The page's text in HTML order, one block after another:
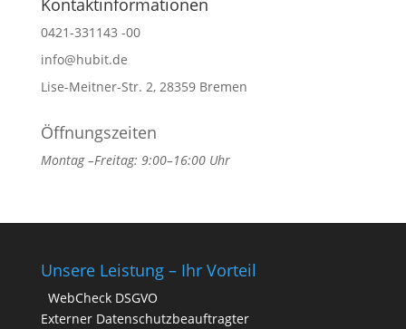
Kontaktinformationen
0421-331143 -00
info@hubit.de
Lise-Meitner-Str. 2, 28359 Bremen
Öffnungszeiten
Montag –Freitag: 9:00–16:00 Uhr
Unsere Leistung – Ihr Vorteil
WebCheck DSGVO
Externer Datenschutzbeauftragter